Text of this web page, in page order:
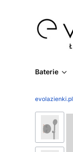
Baterie
evolazienki.pl